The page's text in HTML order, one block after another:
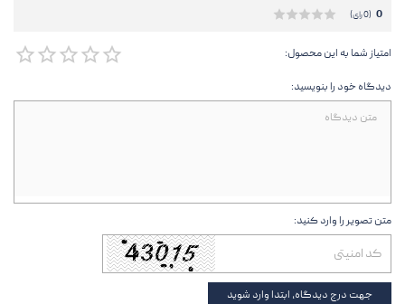
0 (0 رای)
امتیاز شما به این محصول:
دیدگاه خود را بنویسید:
متن تصویر را وارد کنید:
جهت درج دیدگاه، ابتدا وارد شوید